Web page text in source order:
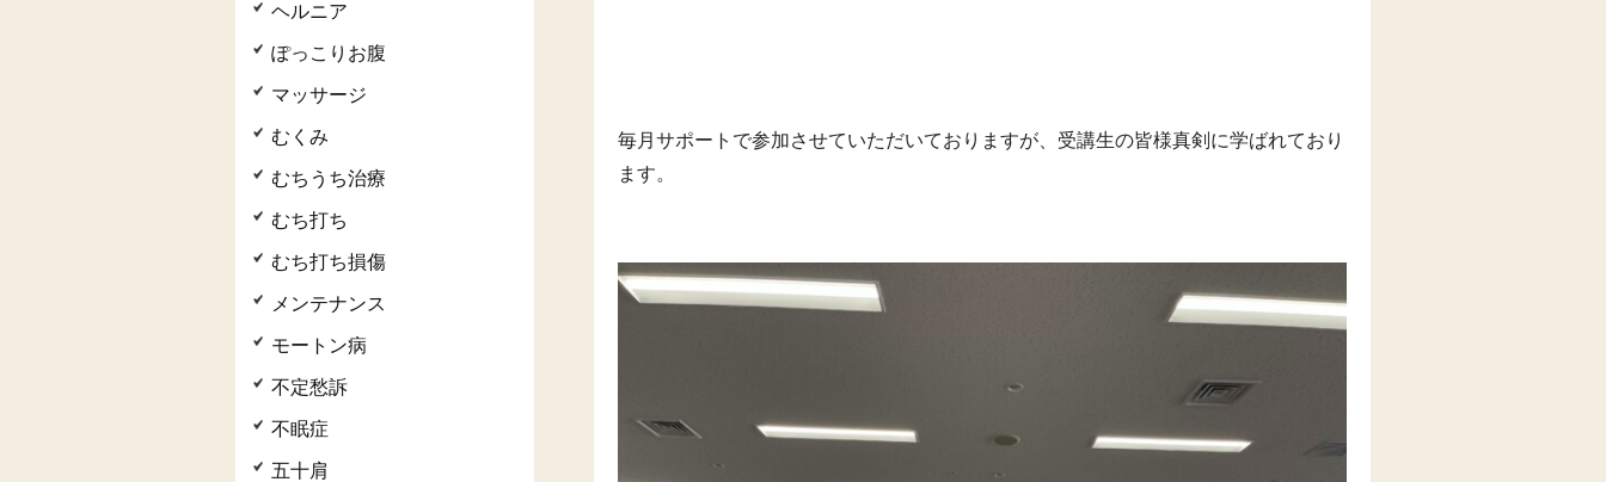
毎月サポートで参加させていただいておりますが、受講生の皆様真剣に学ばれており
ます。
ヘルニア
ぽっこりお腹
マッサージ
むくみ
むちうち治療
むち打ち
むち打ち損傷
メンテナンス
モートン病
不定愁訴
不眠症
五十肩